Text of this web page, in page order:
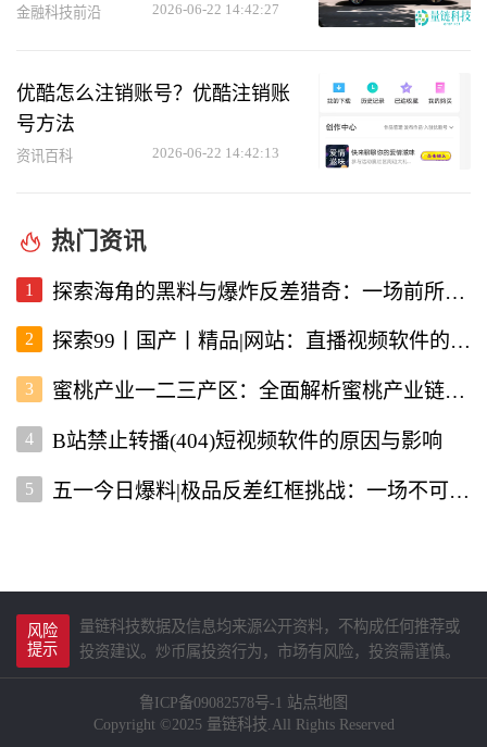
金融科技前沿 2026-06-22 14:42:27
优酷怎么注销账号？优酷注销账
号方法
资讯百科 2026-06-22 14:42:13
热门资讯
1 探索海角的黑料与爆炸反差猎奇：一场前所未有的直播视频体验
2 探索99丨国产丨精品|网站：直播视频软件的新选择
3 蜜桃产业一二三产区：全面解析蜜桃产业链的现状与未来
4 B站禁止转播(404)短视频软件的原因与影响
5 五一今日爆料|极品反差红框挑战：一场不可错过的直播盛宴
风险
提示
量链科技数据及信息均来源公开资料，不构成任何推荐或
投资建议。炒币属投资行为，市场有风险，投资需谨慎。
鲁ICP备09082578号-1 站点地图
Copyright ©2025 量链科技.All Rights Reserved